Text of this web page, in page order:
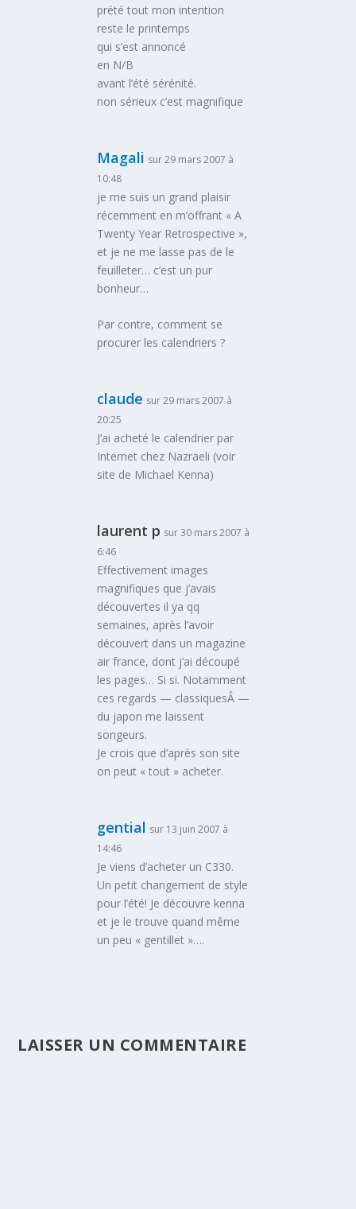
prété tout mon intention
reste le printemps
qui s’est annoncé
en N/B
avant l’été sérénité.
non sérieux c’est magnifique
Magali sur 29 mars 2007 à
10:48
je me suis un grand plaisir
récemment en m’offrant « A
Twenty Year Retrospective »,
et je ne me lasse pas de le
feuilleter… c’est un pur
bonheur…
Par contre, comment se
procurer les calendriers ?
claude sur 29 mars 2007 à
20:25
J’ai acheté le calendrier par
Internet chez Nazraeli (voir
site de Michael Kenna)
laurent p sur 30 mars 2007 à
6:46
Effectivement images
magnifiques que j’avais
découvertes il ya qq
semaines, après l’avoir
découvert dans un magazine
air france, dont j’ai découpé
les pages… Si si. Notamment
ces regards — classiquesÂ —
du japon me laissent
songeurs.
Je crois que d’après son site
on peut « tout » acheter.
gential sur 13 juin 2007 à
14:46
Je viens d’acheter un C330.
Un petit changement de style
pour l’été! Je découvre kenna
et je le trouve quand même
un peu « gentillet »….
LAISSER UN COMMENTAIRE